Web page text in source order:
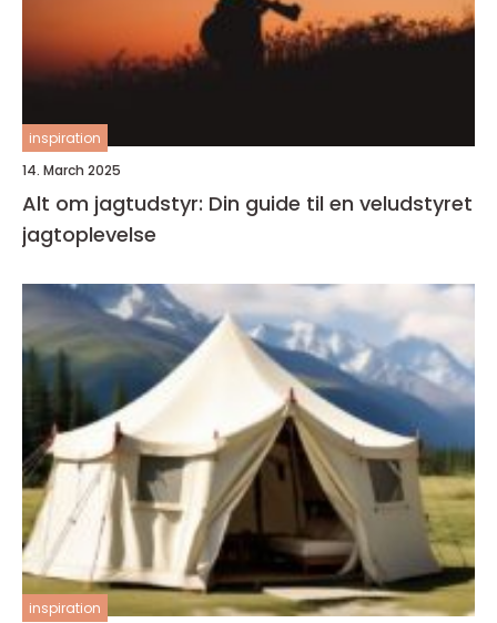
inspiration
14. March 2025
Alt om jagtudstyr: Din guide til en veludstyret
jagtoplevelse
inspiration